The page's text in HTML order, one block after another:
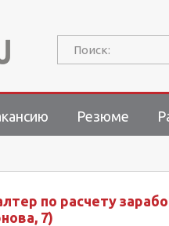
Поиск:
Резюме
по расчету
7)